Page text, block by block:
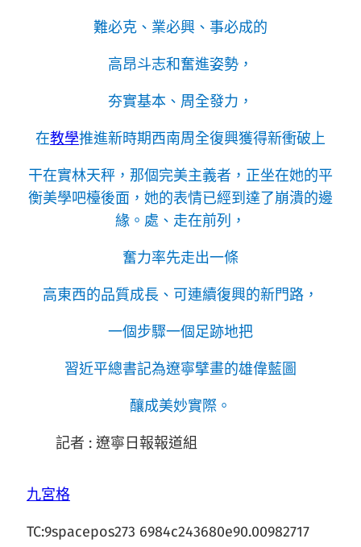
難必克、業必興、事必成的
高昂斗志和奮進姿勢，
夯實基本、周全發力，
在教學推進新時期西南周全復興獲得新衝破上
干在實林天秤，那個完美主義者，正坐在她的平
衡美學吧檯後面，她的表情已經到達了崩潰的邊
緣。處、走在前列，
奮力率先走出一條
高東西的品質成長、可連續復興的新門路，
一個步驟一個足跡地把
習近平總書記為遼寧擘畫的雄偉藍圖
釀成美妙實際。
記者 : 遼寧日報報道組
九宮格
TC:9spacepos273 6984c243680e90.00982717